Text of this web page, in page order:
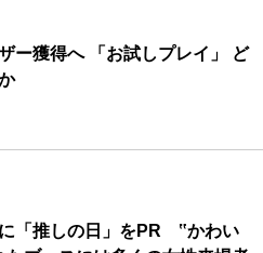
ー獲得へ 「お試しプレイ」 ど
「推しの日」をPR ‟かわい